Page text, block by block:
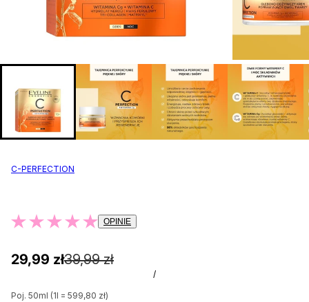
C-PERFECTION
OPINIE
29,99 zł39,99 zł
/
Poj. 50ml (1l = 599,80 zł)